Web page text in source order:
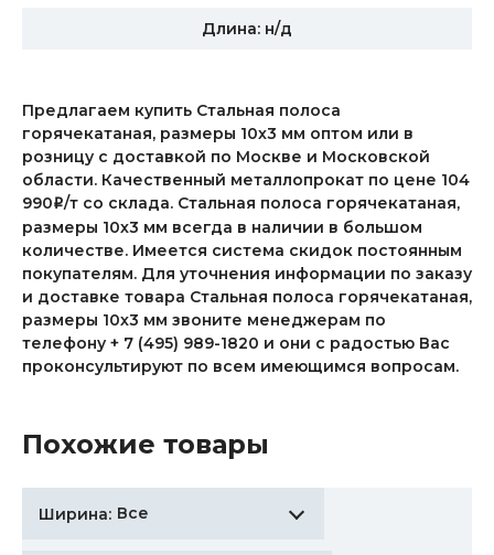
Длина: н/д
Предлагаем купить Стальная полоса
горячекатаная, размеры 10х3 мм оптом или в
розницу с доставкой по Москве и Московской
области. Качественный металлопрокат по цене 104
990i/т со склада. Стальная полоса горячекатаная,
размеры 10х3 мм всегда в наличии в большом
количестве. Имеется система скидок постоянным
покупателям. Для уточнения информации по заказу
и доставке товара Стальная полоса горячекатаная,
размеры 10х3 мм звоните менеджерам по
телефону + 7 (495) 989-1820 и они с радостью Вас
проконсультируют по всем имеющимся вопросам.
Похожие товары
Ширина: Все